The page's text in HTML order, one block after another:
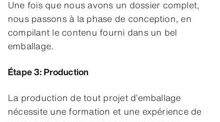
Une fois que nous avons un dossier complet,
nous passons à la phase de conception, en
compilant le contenu fourni dans un bel
emballage.
Étape 3: Production
La production de tout projet d’emballage
nécessite une formation et une expérience de